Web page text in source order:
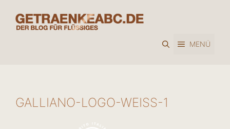
Inhalt
springen
MENÜ
GALLIANO-LOGO-WEISS-1